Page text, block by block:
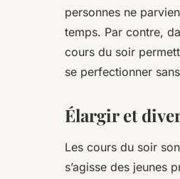
personnes ne
temps. Par contre,
cours du soir
se perfectionner
Élargir et
Les cours du soir
s’agisse des jeunes